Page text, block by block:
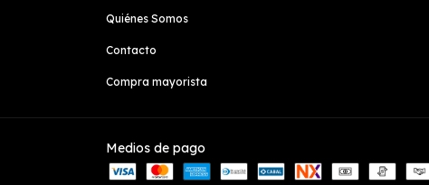
Quiénes Somos
Contacto
Compra mayorista
Medios de pago